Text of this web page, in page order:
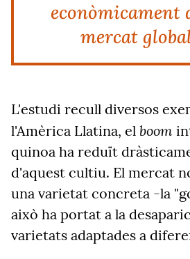
econòmicament
mercat
L'estudi recull diversos
l'Amèrica Llatina, el boom
quinoa ha reduït
d'aquest cultiu. El mercat
una varietat concreta -la
això ha portat a la
varietats adaptades a